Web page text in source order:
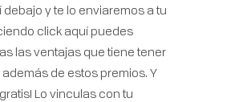
y te lo enviaremos a tu
click aquí puedes
las ventajas que tiene tener
además de estos premios. Y
Lo vinculas con tu